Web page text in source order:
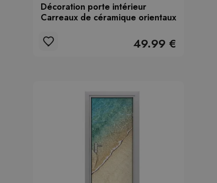
Décoration porte intérieur
Carreaux de céramique orientaux
49.99 €